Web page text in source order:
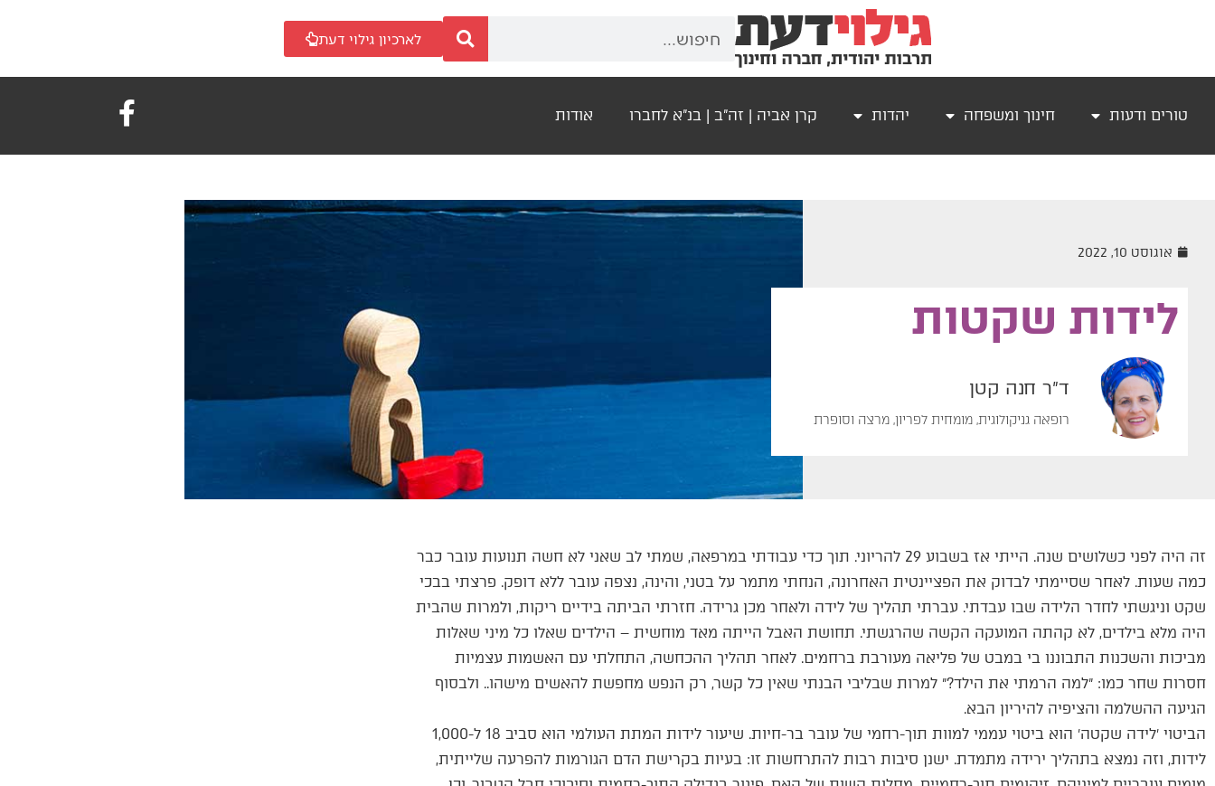
לארכיון גילוי דעת
טורים ודעות חינוך ומשפחה יהדות קרן אביה | זה"ב | בנ"א לחברו אודות
אוגוסט 10, 2022
לידות שקטות
ד"ר חנה קטן
רופאה גניקולוגית, מומחית לפריון, מרצה וסופרת
זה היה לפני כשלושים שנה. הייתי אז בשבוע 29 להריוני. תוך כדי עבודתי במרפאה, שמתי לב שאני לא חשה תנועות עובר כבר
כמה שעות. לאחר שסיימתי לבדוק את הפציינטית האחרונה, הנחתי מתמר על בטני, והינה, נצפה עובר ללא דופק. פרצתי בבכי
שקט וניגשתי לחדר הלידה שבו עבדתי. עברתי תהליך של לידה ולאחר מכן גרידה. חזרתי הביתה בידיים ריקות, ולמרות שהבית
היה מלא בילדים, לא קהתה המועקה הקשה שהרגשתי. תחושת האבל הייתה מאד מוחשית – הילדים שאלו כל מיני שאלות
מביכות והשכנות התבוננו בי במבט של פליאה מעורבת ברחמים. לאחר תהליך ההכחשה, התחלתי עם האשמות עצמיות
חסרות שחר כמו: ״למה הרמתי את הילד?״ למרות שבליבי הבנתי שאין כל קשר, רק הנפש מחפשת להאשים מישהו.. ולבסוף
הגיעה ההשלמה והציפיה להיריון הבא.
הביטוי ׳לידה שקטה׳ הוא ביטוי עממי למוות תוך-רחמי של עובר בר-חיות. שיעור לידות המתת העולמי הוא סביב 18 ל-1,000
לידות, וזה נמצא בתהליך ירידה מתמדת. ישנן סיבות רבות להתרחשות זו: בעיות בקרישת הדם הגורמות להפרעה שלייתית,